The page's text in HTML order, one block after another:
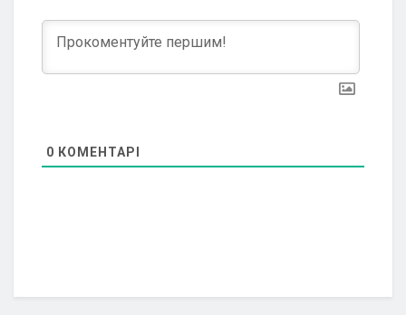
0 КОМЕНТАРІ